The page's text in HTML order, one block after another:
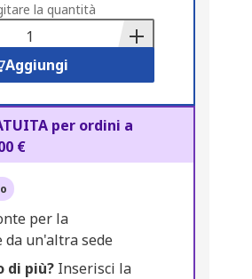
la quantità
Aggiungi
per ordini a
€
per la
da un'altra sede
di più?Inserisci la